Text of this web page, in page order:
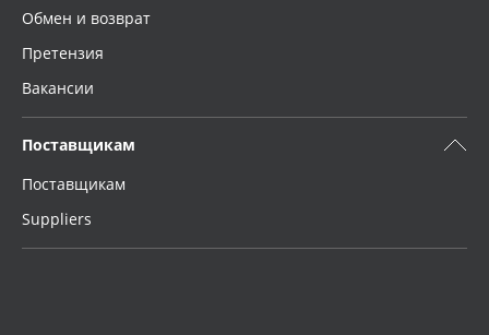
Обмен и возврат
Претензия
Вакансии
Поставщикам
Поставщикам
Suppliers